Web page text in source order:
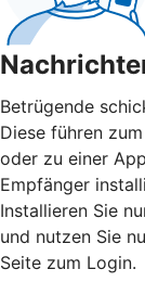
Betrügende
Diese führen
oder zu einer
Empfänger
Installieren Sie
und nutzen Sie
Seite zum Login.